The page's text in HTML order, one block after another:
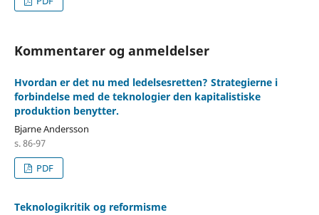
Kommentarer og anmeldelser
Hvordan er det nu med ledelsesretten? Strategierne i
forbindelse med de teknologier den kapitalistiske
produktion benytter.
Bjarne Andersson
s. 86-97
PDF
Teknologikritik og reformisme